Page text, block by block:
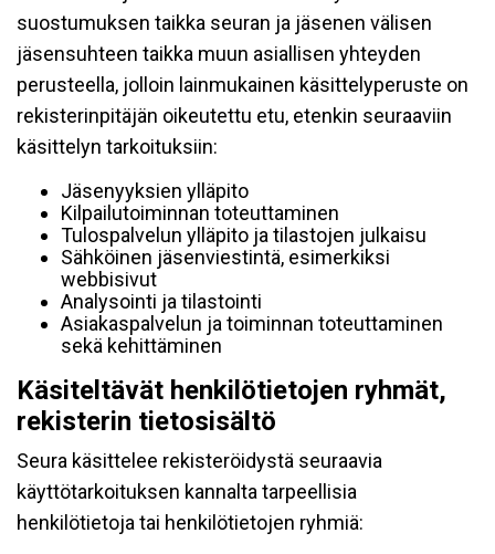
suostumuksen taikka seuran ja jäsenen välisen
jäsensuhteen taikka muun asiallisen yhteyden
perusteella, jolloin lainmukainen käsittelyperuste on
rekisterinpitäjän oikeutettu etu, etenkin seuraaviin
käsittelyn tarkoituksiin:
Jäsenyyksien ylläpito
Kilpailutoiminnan toteuttaminen
Tulospalvelun ylläpito ja tilastojen julkaisu
Sähköinen jäsenviestintä, esimerkiksi
webbisivut
Analysointi ja tilastointi
Asiakaspalvelun ja toiminnan toteuttaminen
sekä kehittäminen
Käsiteltävät henkilötietojen ryhmät,
rekisterin tietosisältö
Seura käsittelee rekisteröidystä seuraavia
käyttötarkoituksen kannalta tarpeellisia
henkilötietoja tai henkilötietojen ryhmiä: